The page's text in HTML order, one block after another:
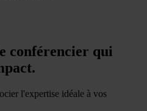
conférencier qui
l'expertise idéale à vos